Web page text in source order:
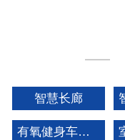
智慧长廊
有氧健身车矩阵系列